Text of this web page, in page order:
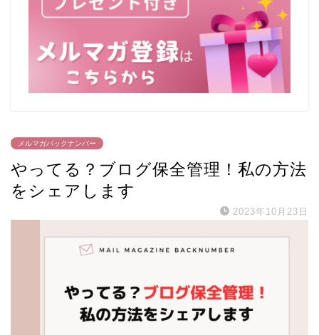
メルマガバックナンバー
やってる？ブログ保全管理！私の方法
をシェアします
2023年10月23日